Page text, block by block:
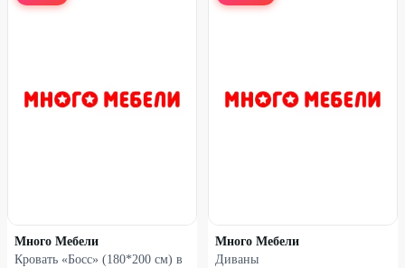
Много Мебели
Кровать «Босс» (180*200 см) в
Много Мебели
Диваны